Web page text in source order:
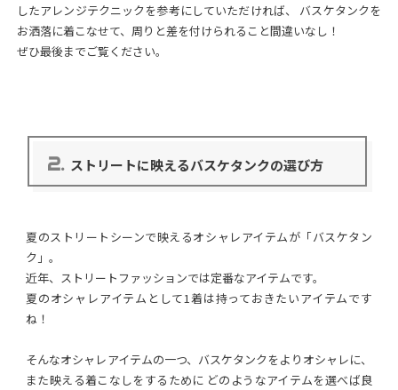
したアレンジテクニックを参考にしていただければ、 バスケタンクを
お洒落に着こなせて、周りと差を付けられること間違いなし！
ぜひ最後までご覧ください。
2. ストリートに映えるバスケタンクの選び方
夏のストリートシーンで映えるオシャレアイテムが「バスケタン
ク」。
近年、ストリートファッションでは定番なアイテムです。
夏のオシャレアイテムとして1着は持っておきたいアイテムです
ね！
そんなオシャレアイテムの一つ、バスケタンクをよりオシャレに、
また映える着こなしをするために どのようなアイテムを選べば良